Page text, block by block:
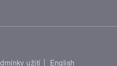
užití English